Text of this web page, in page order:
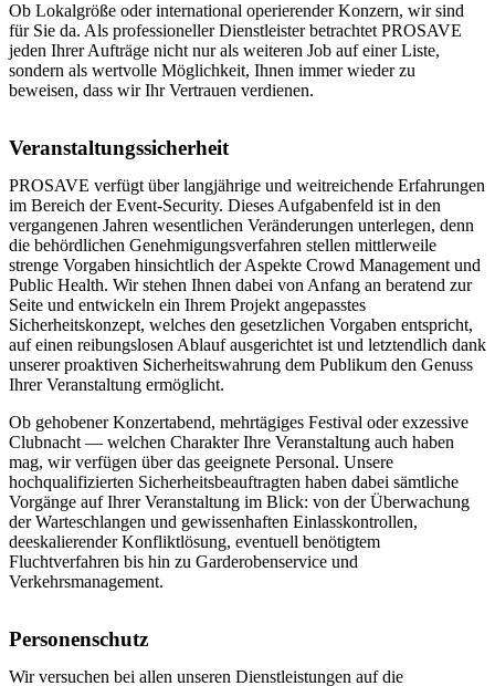
Ob Lokalgröße oder international operierender Konzern, wir sind
für Sie da. Als professioneller Dienstleister betrachtet PROSAVE
jeden Ihrer Aufträge nicht nur als weiteren Job auf einer Liste,
sondern als wertvolle Möglichkeit, Ihnen immer wieder zu
beweisen, dass wir Ihr Vertrauen verdienen.
Veranstaltungssicherheit
PROSAVE verfügt über langjährige und weitreichende Erfahrungen
im Bereich der Event-Security. Dieses Aufgabenfeld ist in den
vergangenen Jahren wesentlichen Veränderungen unterlegen, denn
die behördlichen Genehmigungsverfahren stellen mittlerweile
strenge Vorgaben hinsichtlich der Aspekte Crowd Management und
Public Health. Wir stehen Ihnen dabei von Anfang an beratend zur
Seite und entwickeln ein Ihrem Projekt angepasstes
Sicherheitskonzept, welches den gesetzlichen Vorgaben entspricht,
auf einen reibungslosen Ablauf ausgerichtet ist und letztendlich dank
unserer proaktiven Sicherheitswahrung dem Publikum den Genuss
Ihrer Veranstaltung ermöglicht.
Ob gehobener Konzertabend, mehrtägiges Festival oder exzessive
Clubnacht — welchen Charakter Ihre Veranstaltung auch haben
mag, wir verfügen über das geeignete Personal. Unsere
hochqualifizierten Sicherheitsbeauftragten haben dabei sämtliche
Vorgänge auf Ihrer Veranstaltung im Blick: von der Überwachung
der Warteschlangen und gewissenhaften Einlasskontrollen,
deeskalierender Konfliktlösung, eventuell benötigtem
Fluchtverfahren bis hin zu Garderobenservice und
Verkehrsmanagement.
Personenschutz
Wir versuchen bei allen unseren Dienstleistungen auf die